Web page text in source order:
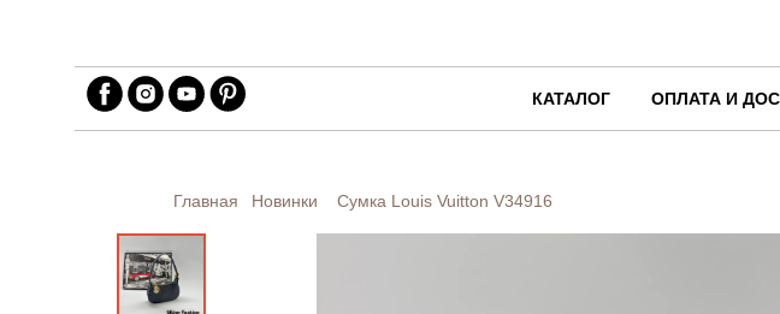
КАТАЛОГ ОПЛАТА И
Главная Новинки Сумка Louis Vuitton V34916